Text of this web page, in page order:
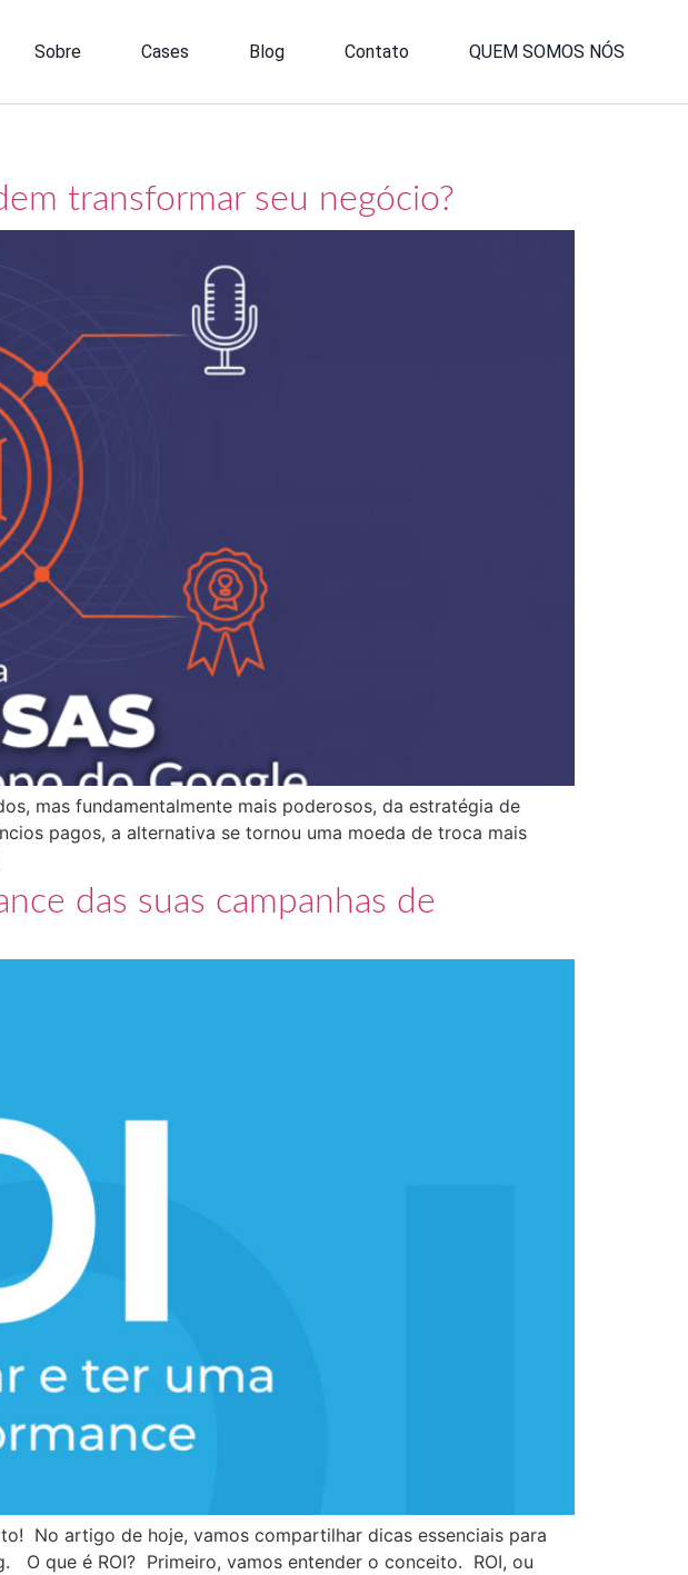
Sobre Cases Blog Contato QUEM SOMOS NÓS
transformar seu negócio?
mas fundamentalmente mais poderosos, da estratégia de
pagos, a alternativa se tornou uma moeda de troca mais
das suas campanhas de
No artigo de hoje, vamos compartilhar dicas essenciais para
O que é ROI? Primeiro, vamos entender o conceito. ROI, ou